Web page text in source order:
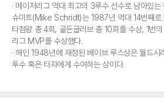
메이저리그 역대 최고의 3루수 선수로 남아있
슈미트(Mike Schridt)는 1987년 역대 14번째
타점왕 총 4회, 골든글러브 총 10회를 수상, 1번
리그 MVP를 수상했다.
해인 1948년에 재정된 베이브 루스상은 월드시
투수 혹은 타자에게 수여하는 상이다.